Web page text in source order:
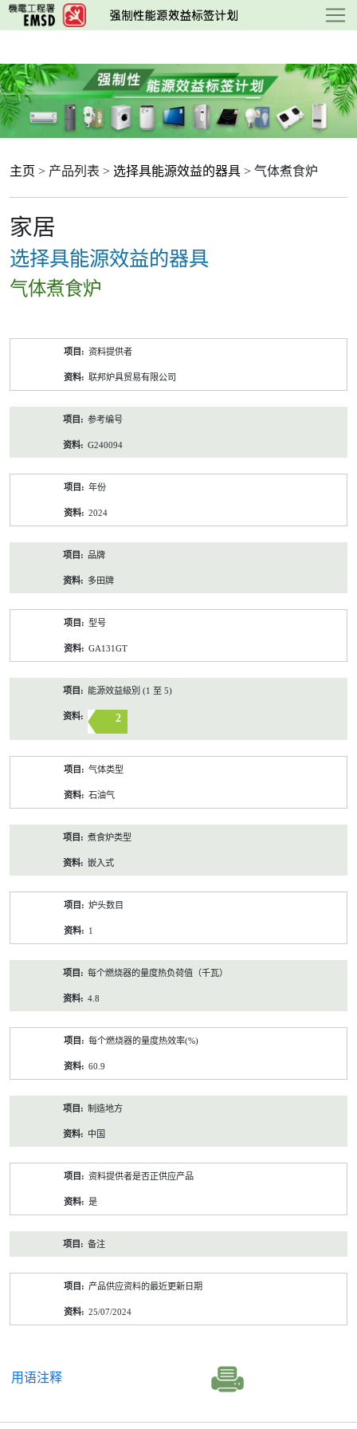
跳
至
要
内
容
主页 > 产品列表 > 选择具能源效益的器具 > 气体煮食炉
家居
选择具能源效益的器具
气体煮食炉
资料提供者
联邦炉具贸易有限公司
参考编号
G240094
年份
2024
品牌
多田牌
型号
GA131GT
能源效益級別 (1 至 5)
2
气体类型
石油气
煮食炉类型
嵌入式
炉头数目
1
每个燃烧器的量度热负荷值（千瓦）
4.8
每个燃烧器的量度热效率(%)
60.9
制造地方
中国
资料提供者是否正供应产品
是
备注
产品供应资料的最近更新日期
25/07/2024
用语注释